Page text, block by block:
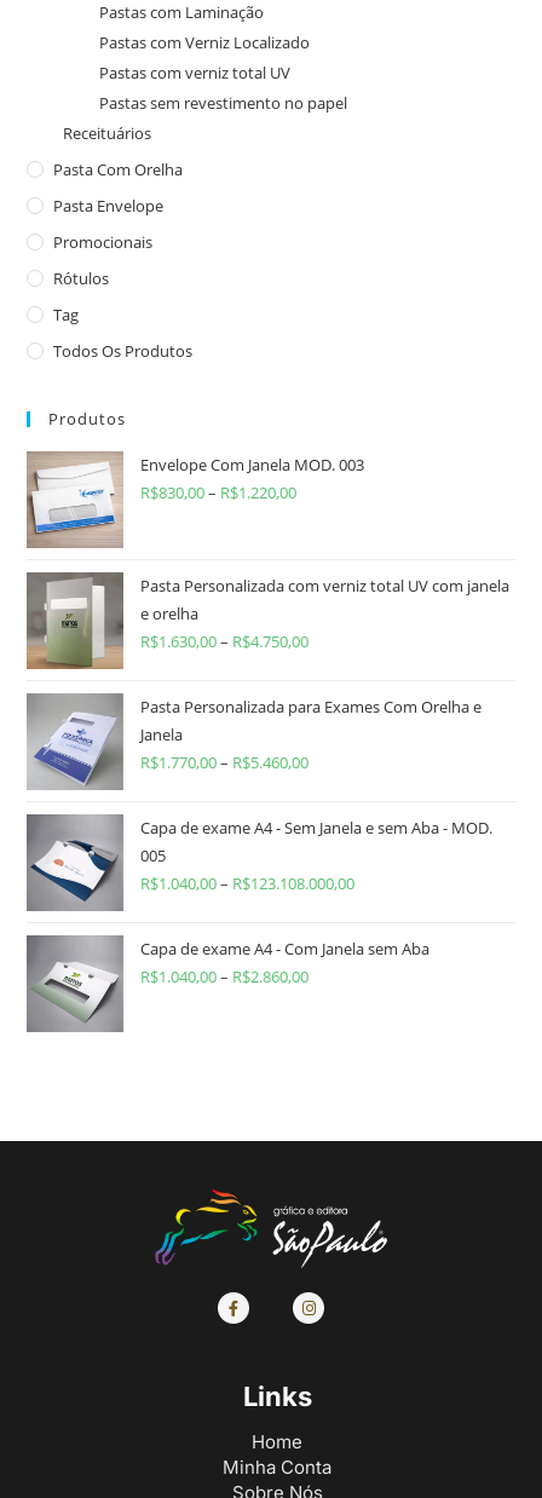
Pastas com Laminação
Pastas com Verniz Localizado
Pastas com verniz total UV
Pastas sem revestimento no papel
Receituários
Pasta Com Orelha
Pasta Envelope
Promocionais
Rótulos
Tag
Todos Os Produtos
Produtos
Envelope Com Janela MOD. 003
R$830,00– R$1.220,00
Pasta Personalizada com verniz total UV com janela
e orelha
R$1.630,00– R$4.750,00
Pasta Personalizada para Exames Com Orelha e
Janela
R$1.770,00– R$5.460,00
Capa de exame A4 - Sem Janela e sem Aba - MOD.
005
R$1.040,00– R$123.108.000,00
Capa de exame A4 - Com Janela sem Aba
R$1.040,00– R$2.860,00
Links
Home
Minha Conta
Sobre Nós